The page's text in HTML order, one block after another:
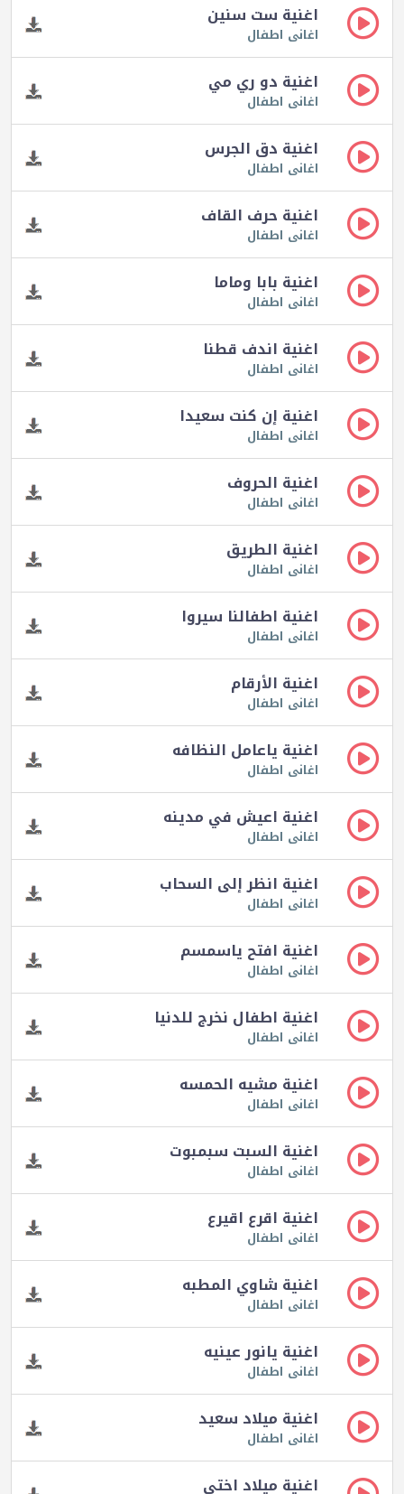
اغنية ست سنين
اغانى اطفال
اغنية دو ري مي
اغانى اطفال
اغنية دق الجرس
اغانى اطفال
اغنية حرف القاف
اغانى اطفال
اغنية بابا وماما
اغانى اطفال
اغنية اندف قطنا
اغانى اطفال
اغنية إن كنت سعيدا
اغانى اطفال
اغنية الحروف
اغانى اطفال
اغنية الطريق
اغانى اطفال
اغنية اطفالنا سيروا
اغانى اطفال
اغنية الأرقام
اغانى اطفال
اغنية ياعامل النظافه
اغانى اطفال
اغنية اعيش في مدينه
اغانى اطفال
اغنية انظر إلى السحاب
اغانى اطفال
اغنية افتح ياسمسم
اغانى اطفال
اغنية اطفال نخرج للدنيا
اغانى اطفال
اغنية مشيه الحمسه
اغانى اطفال
اغنية السبت سبمبوت
اغانى اطفال
اغنية اقرع اقيرع
اغانى اطفال
اغنية شاوي المطبه
اغانى اطفال
اغنية يانور عينيه
اغانى اطفال
اغنية ميلاد سعيد
اغانى اطفال
اغنية ميلاد اختي